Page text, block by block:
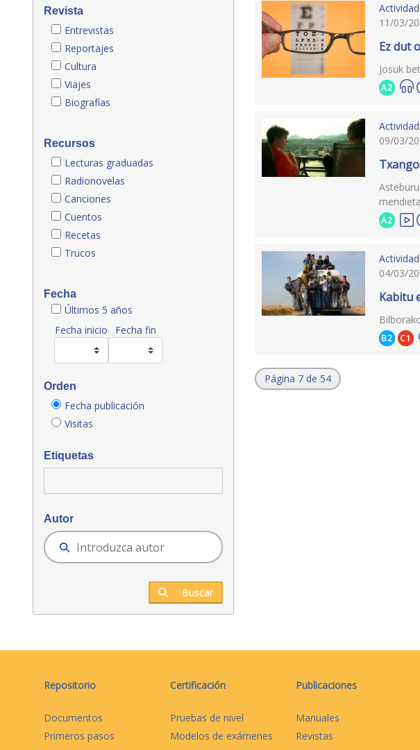
Revista
Entrevistas
Reportajes
Cultura
Viajes
Biografías
Recursos
Lecturas graduadas
Radionovelas
Canciones
Cuentos
Recetas
Trucos
Fecha
Últimos 5 años
Fecha inicio
Fecha fin
Orden
Fecha publicación
Visitas
Etiquetas
Autor
Buscar
11/03/
Ez dut
Josuk
A2
09/03/
A2
04/03/
Kabitu
B2 C1
Página 7 de 54
Repositorio
Documentos
Primeros pasos
Certificación
Pruebas de nivel
Modelos de exámenes
Publicaciones
Manuales
Revistas